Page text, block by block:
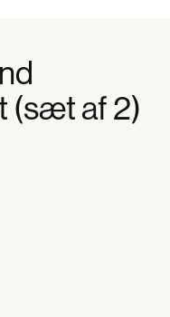
(sæt af 2)